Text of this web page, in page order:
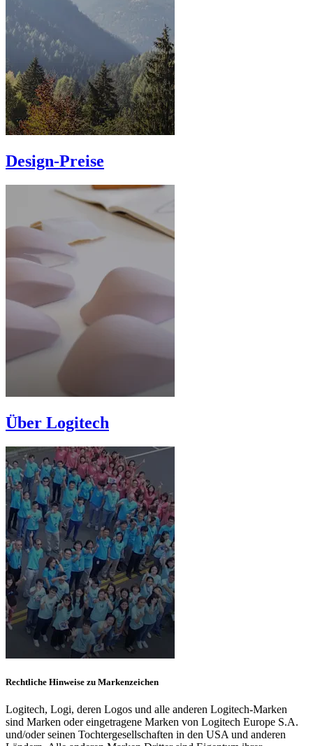
Design-Preise
Über Logitech
Rechtliche Hinweise zu Markenzeichen
Logitech, Logi, deren Logos und alle anderen Logitech-Marken
sind Marken oder eingetragene Marken von Logitech Europe S.A.
und/oder seinen Tochtergesellschaften in den USA und anderen